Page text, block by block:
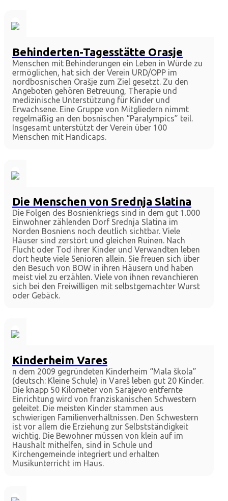
Behinderten-Tagesstätte Orasje
Menschen mit Behinderungen ein Leben in Würde zu
ermöglichen, hat sich der Verein URD/OPP im
nordbosnischen Orašje zum Ziel gesetzt. Zu den
Angeboten gehören Betreuung, Therapie und
medizinische Unterstützung für Kinder und
Erwachsene. Eine Gruppe von Mitgliedern nimmt
regelmäßig an den bosnischen “Paralympics” teil.
Insgesamt unterstützt der Verein über 100
Menschen mit Handicaps.
Die Menschen von Srednja Slatina
Die Folgen des Bosnienkriegs sind in dem gut 1.000
Einwohner zählenden Dorf Srednja Slatina im
Norden Bosniens noch deutlich sichtbar. Viele
Häuser sind zerstört und gleichen Ruinen. Nach
Flucht oder Tod ihrer Kinder und Verwandten leben
dort heute viele Senioren allein. Sie freuen sich über
den Besuch von BOW in ihren Häusern und haben
meist viel zu erzählen. Viele von ihnen revanchieren
sich bei den Freiwilligen mit selbstgemachter Wurst
oder Gebäck.
Kinderheim Vares
n dem 2009 gegründeten Kinderheim “Mala škola”
(deutsch: Kleine Schule) in Vareš leben gut 20 Kinder.
Die knapp 50 Kilometer von Sarajevo entfernte
Einrichtung wird von franziskanischen Schwestern
geleitet. Die meisten Kinder stammen aus
schwierigen Familienverhältnissen. Den Schwestern
ist vor allem die Erziehung zur Selbstständigkeit
wichtig. Die Bewohner müssen von klein auf im
Haushalt mithelfen, sind in Schule und
Kirchengemeinde integriert und erhalten
Musikunterricht im Haus.